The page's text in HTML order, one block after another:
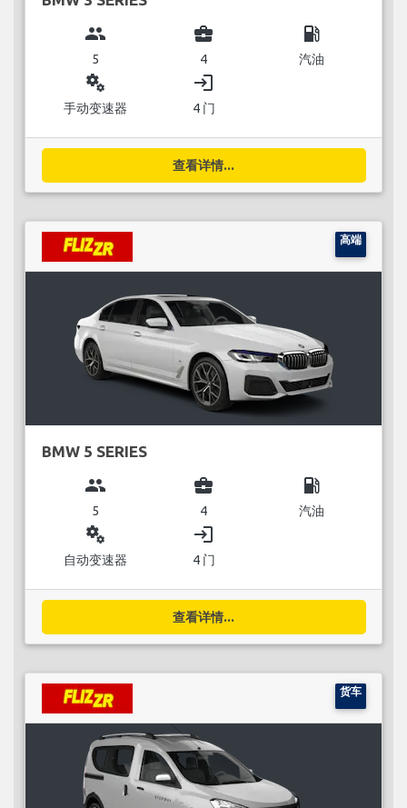
group
5
business_center
4
local_gas_station
汽油
miscellaneous_services
手动变速器
login
4 门
查看详情...
高端
BMW 5 SERIES
group
5
business_center
4
local_gas_station
汽油
miscellaneous_services
自动变速器
login
4 门
查看详情...
货车